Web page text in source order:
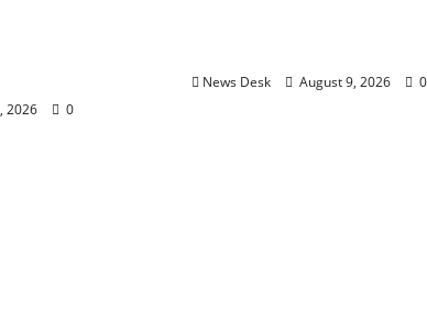
2026 0
News Desk August 9, 2026 0